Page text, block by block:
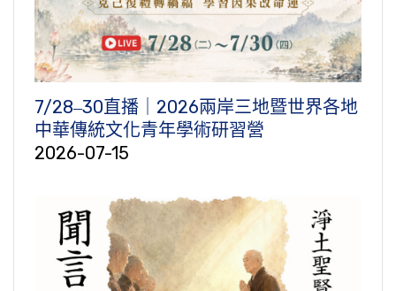
7/28‒30直播｜2026兩岸三地暨世界各地
中華傳統文化青年學術研習營
2026-07-15